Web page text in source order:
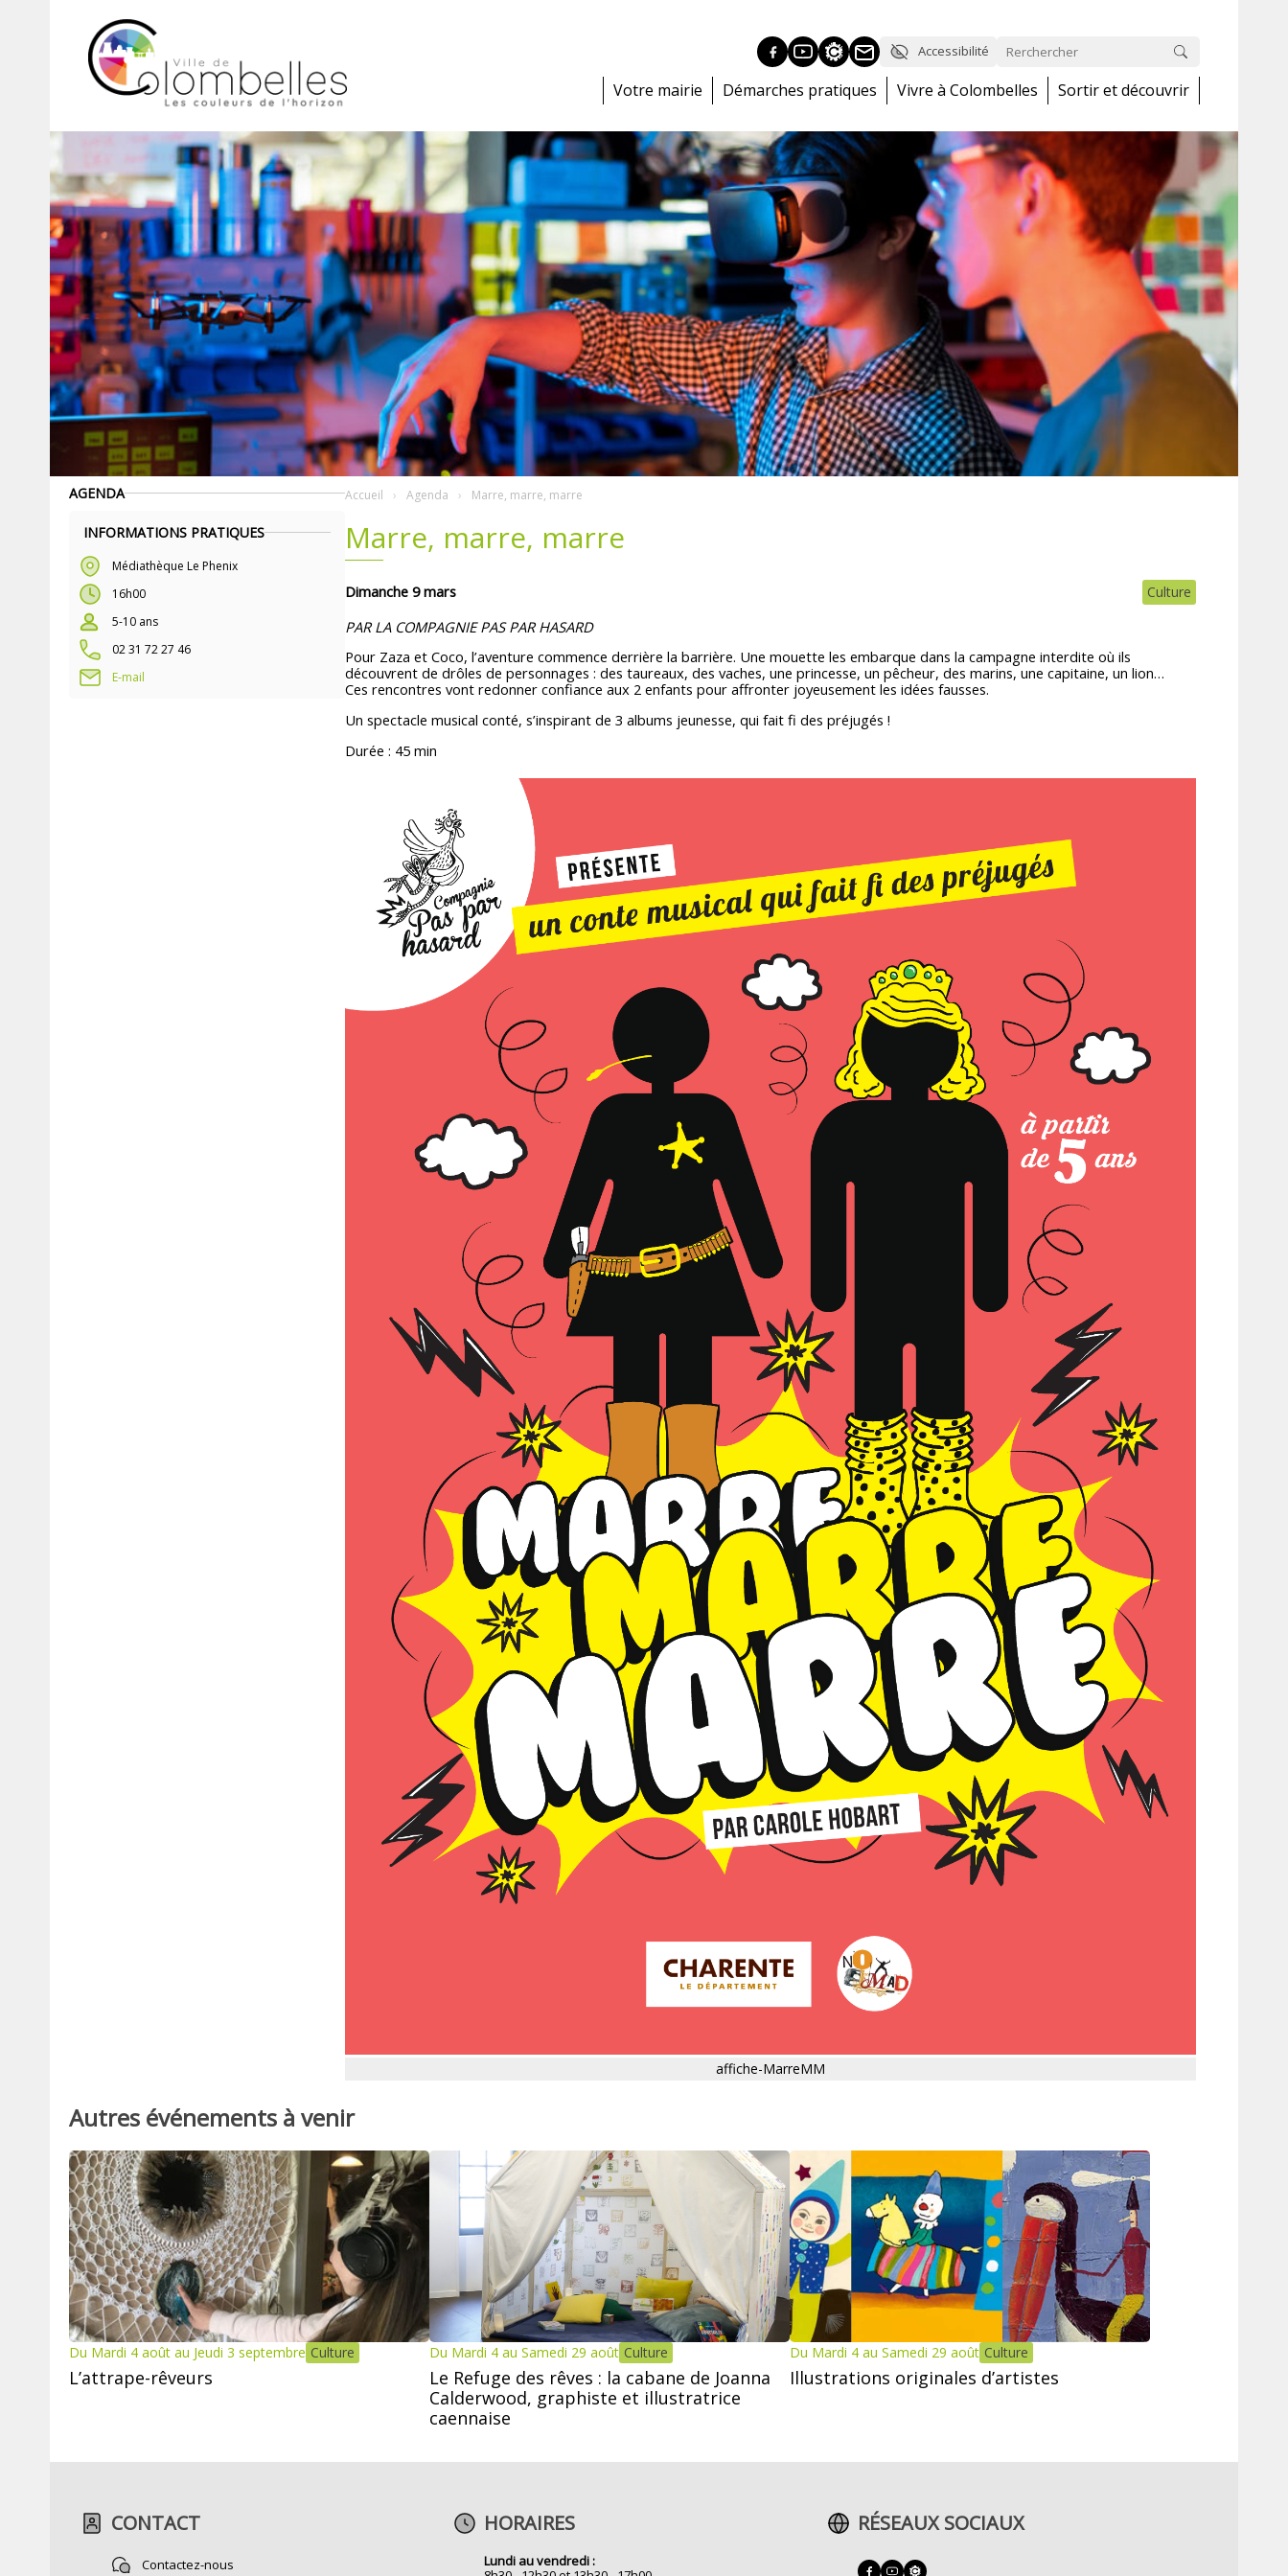
Accessibilité
Votre mairie Démarches pratiques Vivre à Colombelles Sortir et découvrir
AGENDA
INFORMATIONS PRATIQUES
Médiathèque Le Phenix
16h00
5-10 ans
02 31 72 27 46
E-mail
Accueil Agenda Marre, marre, marre
Marre, marre, marre
Dimanche 9 mars Culture
PAR LA COMPAGNIE PAS PAR HASARD
Pour Zaza et Coco, l’aventure commence derrière la barrière. Une mouette les embarque dans la campagne interdite où ils
découvrent de drôles de personnages : des taureaux, des vaches, une princesse, un pêcheur, des marins, une capitaine, un lion…
Ces rencontres vont redonner confiance aux 2 enfants pour affronter joyeusement les idées fausses.
Un spectacle musical conté, s’inspirant de 3 albums jeunesse, qui fait fi des préjugés !
Durée : 45 min
affiche-MarreMM
Autres événements à venir
Du Mardi 4 août au Jeudi 3 septembre Culture
L’attrape-rêveurs
Du Mardi 4 au Samedi 29 août Culture
Le Refuge des rêves : la cabane de Joanna
Calderwood, graphiste et illustratrice
caennaise
Du Mardi 4 au Samedi 29 août Culture
Illustrations originales d’artistes
CONTACT
Contactez-nous
HORAIRES
Lundi au vendredi :
RÉSEAUX SOCIAUX